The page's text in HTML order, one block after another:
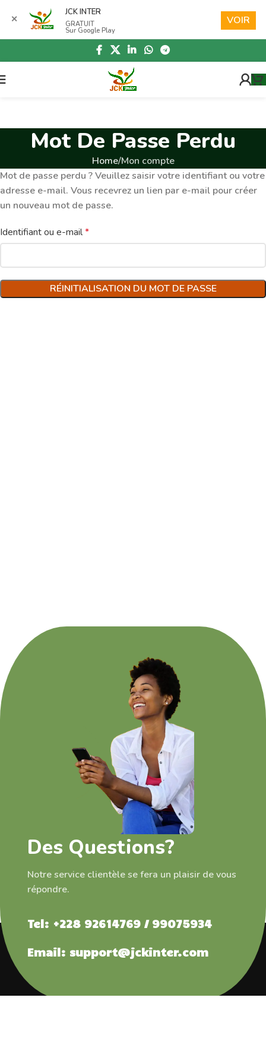
Skip to navigation
Skip to main content
Mot De Passe Perdu
Home Mon compte
Mot de passe perdu ? Veuillez saisir votre identifiant ou votre
adresse e-mail. Vous recevrez un lien par e-mail pour créer
un nouveau mot de passe.
Identifiant ou e-mail*
RÉINITIALISATION DU MOT DE PASSE
Des Questions?
Notre service clientèle se fera un plaisir de vous
répondre.
Tel: +228 92614769 / 99075934
Email: support@jckinter.com
✕
JCK INTER
GRATUIT
Sur Google Play
VOIR